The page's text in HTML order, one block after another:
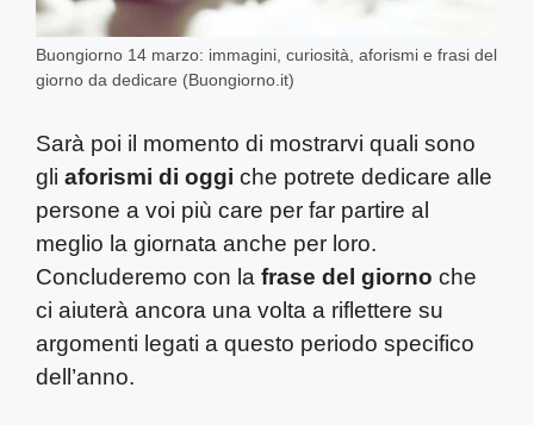
Buongiorno 14 marzo: immagini, curiosità, aforismi e frasi del
giorno da dedicare (Buongiorno.it)
Sarà poi il momento di mostrarvi quali sono
gli aforismi di oggi che potrete dedicare alle
persone a voi più care per far partire al
meglio la giornata anche per loro.
Concluderemo con la frase del giorno che
ci aiuterà ancora una volta a riflettere su
argomenti legati a questo periodo specifico
dell’anno.